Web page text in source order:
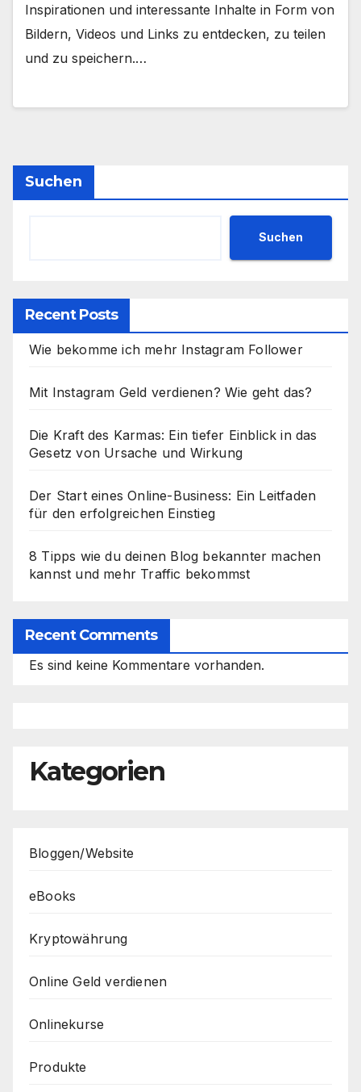
Inspirationen und interessante Inhalte in Form von
Bildern, Videos und Links zu entdecken, zu teilen
und zu speichern.…
Suchen
Suchen
Recent Posts
Wie bekomme ich mehr Instagram Follower
Mit Instagram Geld verdienen? Wie geht das?
Die Kraft des Karmas: Ein tiefer Einblick in das
Gesetz von Ursache und Wirkung
Der Start eines Online-Business: Ein Leitfaden
für den erfolgreichen Einstieg
8 Tipps wie du deinen Blog bekannter machen
kannst und mehr Traffic bekommst
Recent Comments
Es sind keine Kommentare vorhanden.
Kategorien
Bloggen/Website
eBooks
Kryptowährung
Online Geld verdienen
Onlinekurse
Produkte